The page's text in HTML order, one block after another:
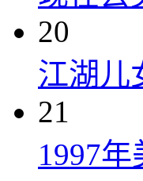
20
江湖儿
21
1997